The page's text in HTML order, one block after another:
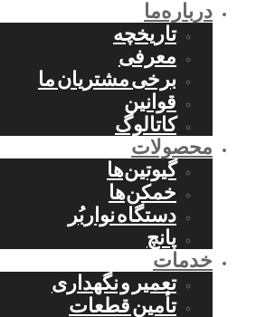
درباره‌ما
تاریخچه
معرفی
برخی مشتریان ما
قوانین
کاتالوگ
محصولات
گیوتین‌ها
خمکن‌ها
دستگاه نواربُر
پانچ
خدمات
تعمیر و نگهداری
تأمین قطعات